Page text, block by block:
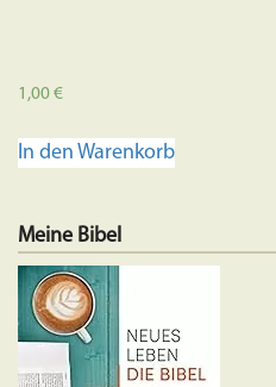
1,00€
In den Warenkorb
Meine Bibel